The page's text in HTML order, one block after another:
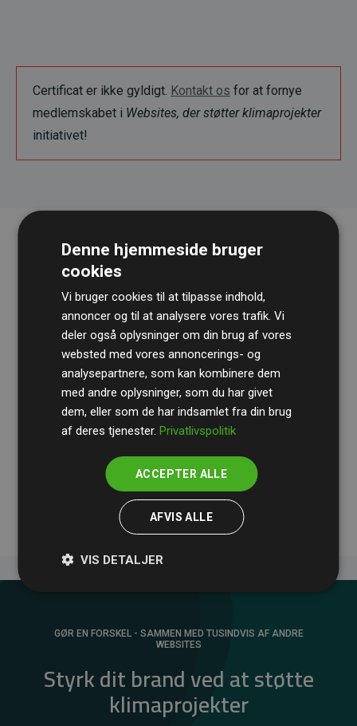
Certificat er ikke gyldigt. Kontakt os for at fornye
medlemskabet i Websites, der støtter klimaprojekter
initiativet!
RevisionshusetBDOgennemgår løbende vores
beregninger og metode for at sikre gennemsigtighed
og pålidelighed.
Deres revision dokumenterer, at vores investeringer i
medlemmernes websites estimerede CO₂-
GØR EN FORSKEL - SAMMEN MED TUSINDVIS AF ANDRE
WEBSITES
Styrk dit brand ved at støtte
klimaprojekter
Denne hjemmeside bruger
cookies
Vi bruger cookies til at tilpasse indhold,
annoncer og til at analysere vores trafik. Vi
deler også oplysninger om din brug af vores
websted med vores annoncerings- og
analysepartnere, som kan kombinere dem
med andre oplysninger, som du har givet
dem, eller som de har indsamlet fra din brug
af deres tjenester.Privatlivspolitik
ACCEPTER ALLE
AFVIS ALLE
VIS DETALJER